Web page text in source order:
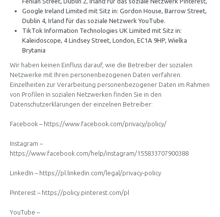
Google Ireland Limited mit Sitz in: Gordon House, Barrow Street,
Dublin 4, Irland für das soziale Netzwerk YouTube.
TikTok Information Technologies UK Limited mit Sitz in:
Kaleidoscope, 4 Lindsey Street, London, EC1A 9HP, Wielka
Brytania
Wir haben keinen Einfluss darauf, wie die Betreiber der sozialen
Netzwerke mit Ihren personenbezogenen Daten verfahren.
Einzelheiten zur Verarbeitung personenbezogener Daten im Rahmen
von Profilen in sozialen Netzwerken finden Sie in den
Datenschutzerklärungen der einzelnen Betreiber:
Facebook – https://www.facebook.com/privacy/policy/
Instagram –
https://www.facebook.com/help/instagram/155833707900388
LinkedIn – https://pl.linkedin.com/legal/privacy-policy
Pinterest – https://policy.pinterest.com/pl
YouTube –